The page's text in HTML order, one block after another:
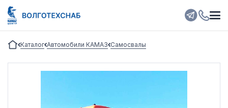
Каталог Автомобили КАМАЗ Самосвалы